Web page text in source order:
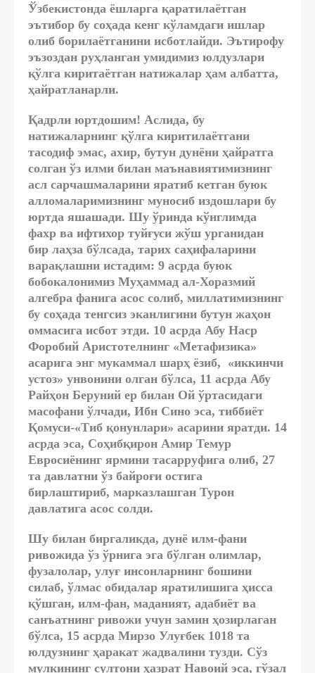
Ўзбекистонда ёшларга қаратилаётган
эътибор бу соҳада кенг кўламдаги ишлар
олиб борилаётганини исботлайди. Эътирофу
эъзоздан руҳланган умидимиз юлдузлари
қўлга киритаётган натижалар ҳам албатта,
ҳайратланарли.
Қадрли юртдошим! Аслида, бу
натижаларнинг қўлга киритилаётгани
тасодиф эмас, ахир, бутун дунёни ҳайратга
солган ўз илми билан маънавиятимизнинг
асл сарчашмаларини яратиб кетган буюк
алломаларимизнинг муносиб издошлари бу
юртда яшашади. Шу ўринда кўнглимда
фахр ва ифтихор туйғуси жўш урганидан
бир лаҳза бўлсада, тарих саҳифаларини
варақлашни истадим: 9 асрда буюк
бобокалонимиз Муҳаммад ал-Хоразмий
алгебра фанига асос солиб, миллатимизнинг
бу соҳада тенгсиз эканлигини бутун жаҳон
оммасига исбот этди. 10 асрда Абу Наср
Форобий Аристотелнинг «Метафизика»
асарига энг мукаммал шарҳ ёзиб, «иккинчи
устоз» унвонини олган бўлса, 11 асрда Абу
Райҳон Беруний ер билан Ой ўртасидаги
масофани ўлчади, Ибн Сино эса, тиббиёт
Қомуси-«Тиб қонунлари» асарини яратди. 14
асрда эса, Соҳибқирон Амир Темур
Евросиёнинг ярмини тасарруфига олиб, 27
та давлатни ўз байроғи остига
бирлаштириб, марказлашган Турон
давлатига асос солди.
Шу билан биргаликда, дунё илм-фани
ривожида ўз ўрнига эга бўлган олимлар,
фузалолар, улуғ инсонларнинг бошини
силаб, ўлмас обидалар яратилишига ҳисса
қўшган, илм-фан, маданият, адабиёт ва
санъатнинг ривожи учун замин ҳозирлаган
бўлса, 15 асрда Мирзо Улуғбек 1018 та
юлдузнинг ҳаракат жадвалини тузди. Сўз
мулкининг султони ҳазрат Навоий эса, гўзал